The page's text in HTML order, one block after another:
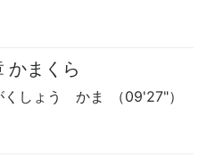
かまくら
（09'27"）
くしょう かま